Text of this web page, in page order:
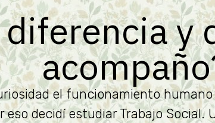
diferencia y
el funcionamiento
eso decidí estudiar Trabajo Social.